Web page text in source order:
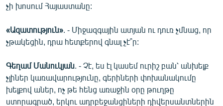
չի խոսում Հայաստանը:
«Ազատություն» . - Միջազգային ատյան ու դուռ չմնաց, որ
չթակեցին, դրա հետքերով գնալ չէ՞ր:
Գեղամ Մանուկյան . - Չէ, ես էլ կասեմ ուրիշ բան՝ անխելք
չլիներ կառավարությունը, գերիների փոխանակումը
խելքով աներ, ոչ թե հենց առաջին օրը թուղթը
ստորագրած, երկու ադրբեջանցիների դիվերսանտներին